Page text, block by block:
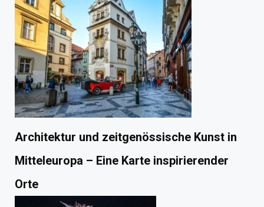
Architektur und zeitgenössische Kunst in
Mitteleuropa – Eine Karte inspirierender
Orte